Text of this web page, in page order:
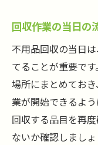
回収作業の当日の
不用品回収の当日
てることが重要で
場所にまとめてお
業が開始できるよう
回収する品目を再
ないか確認しまし